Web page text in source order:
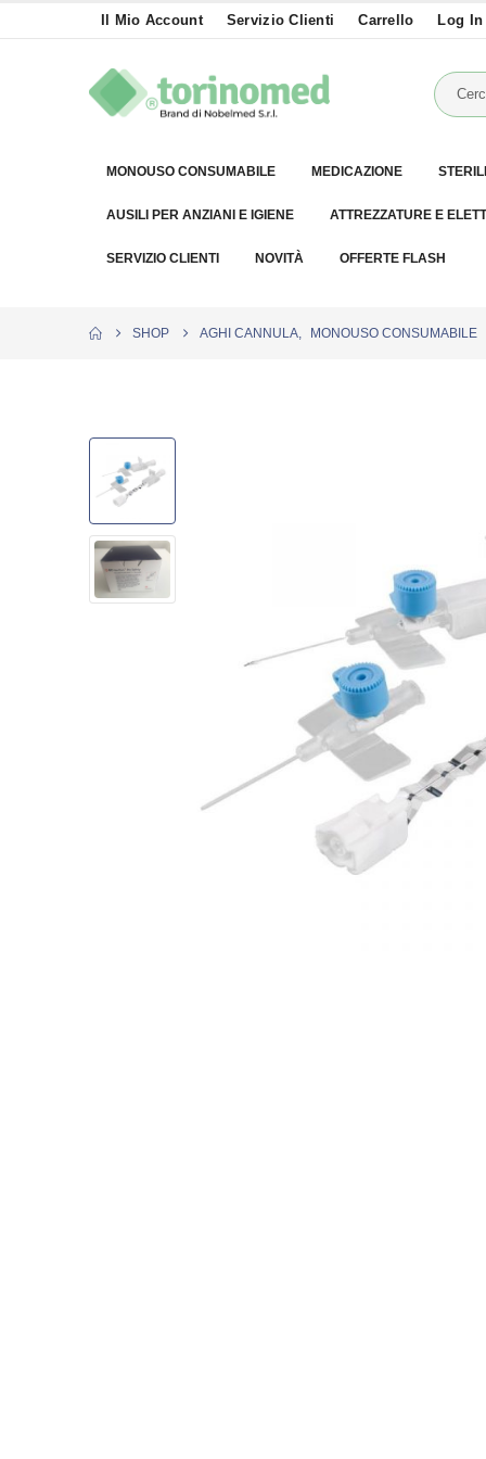
Il Mio Account Servizio Clienti Carrello Log In
MONOUSO CONSUMABILE MEDICAZIONE
AUSILI PER ANZIANI E IGIENE ATTREZZATURE E
SERVIZIO CLIENTI NOVITÀ OFFERTE FLASH
SHOP AGHI CANNULA MONOUSO CONSUMABILE